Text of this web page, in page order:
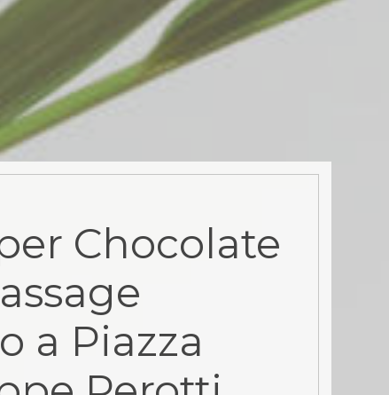
Chocolate
a Piazza